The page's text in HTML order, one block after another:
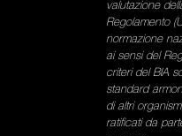
valutazione
Regolamento
normazione
ai sensi del
criteri del BIA
standard
di altri
ratificati da